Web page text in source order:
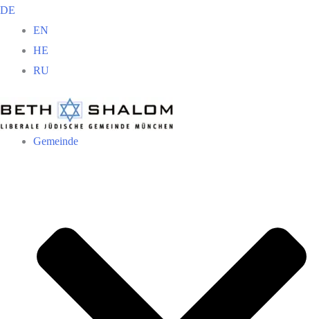
Zum
Inhalt
springen
DE
EN
HE
RU
Gemeinde